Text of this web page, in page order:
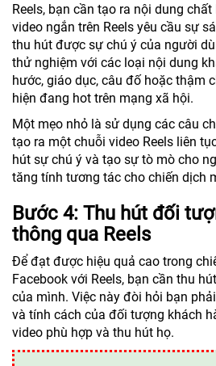
Reels, bạn cần tạo ra nội dung
video ngắn trên Reels yêu cầu sự
thu hút được sự chú ý của người
thử nghiệm với các loại nội dung
hước, giáo dục, câu đố hoặc thậm
hiện đang hot trên mạng xã hội.
Một mẹo nhỏ là sử dụng các câu
tạo ra một chuỗi video Reels liên
hút sự chú ý và tạo sự tò mò cho
tăng tính tương tác cho chiến dịch
Bước 4: Thu hút đối
thông qua Reels
Để đạt được hiệu quả cao trong
Facebook với Reels, bạn cần thu
của mình. Việc này đòi hỏi bạn
và tính cách của đối tượng khách
video phù hợp và thu hút họ.